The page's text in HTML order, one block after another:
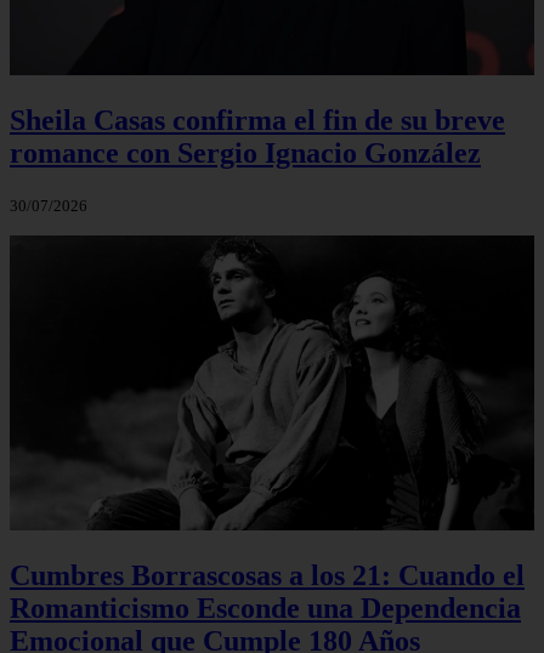
Sheila Casas confirma el fin de su breve
romance con Sergio Ignacio González
30/07/2026
Cumbres Borrascosas a los 21: Cuando el
Romanticismo Esconde una Dependencia
Emocional que Cumple 180 Años